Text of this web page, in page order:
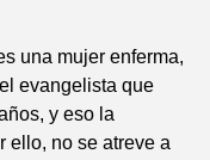
una mujer enferma,
evangelista que
y eso la
ello, no se atreve a